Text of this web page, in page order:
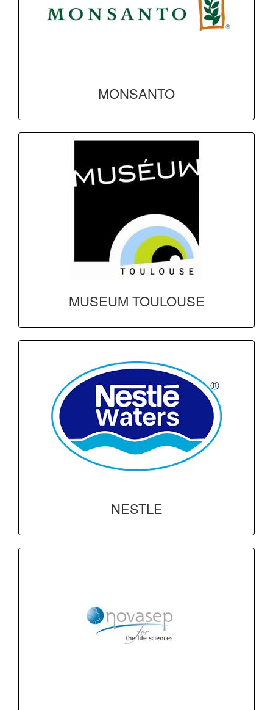
MONSANTO
MUSEUM TOULOUSE
NESTLE